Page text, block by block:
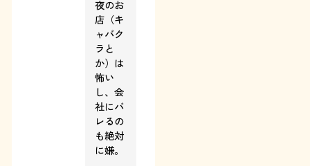
夜のお
店（キ
ャバク
ラと
か）は
怖い
し、会
社にバ
レるの
も絶対
に嫌。